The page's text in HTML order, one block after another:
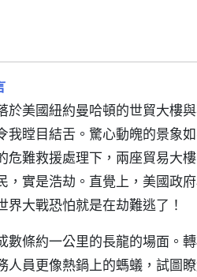
美國紐約曼哈頓的世貿大樓
瞠目結舌。驚心動魄的景象
難救援處理下，兩座貿易大
實是浩劫。直覺上，美國政
大戰恐怕就是在劫難逃了！
條約一公里的長龍的場面。
員更像熱鍋上的螞蟻，試圖